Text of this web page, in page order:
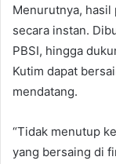
Menurutnya, hasil
secara instan.
PBSI, hingga
Kutim dapat
mendatang.
“Tidak menutup
yang bersaing di